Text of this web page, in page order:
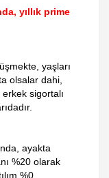
yıllık prime
yaşları
olsalar dahi,
erkek sigortalı
ayakta
%20 olarak
%0